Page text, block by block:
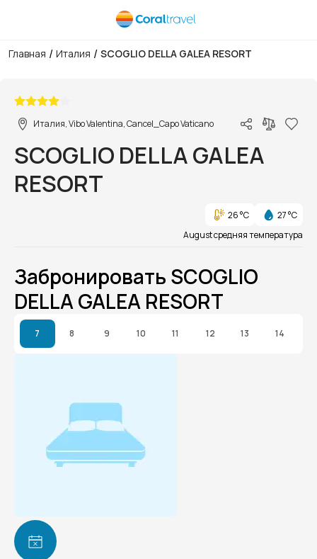
Главная / Италия / SCOGLIO DELLA GALEA RESORT
Италия, Vibo Valentina, Cancel_Capo Vaticano
SCOGLIO DELLA GALEA
RESORT
26 °C
27 °C
August средняя температура
Забронировать SCOGLIO
DELLA GALEA RESORT
7 8 9 10 11 12 13 14